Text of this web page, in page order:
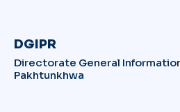
DGIPR
Directorate General
Pakhtunkhwa